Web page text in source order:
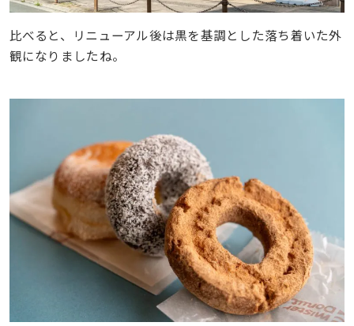
比べると、リニューアル後は黒を基調とした落ち着いた外
観になりましたね。